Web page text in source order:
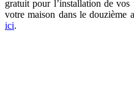
gratuit pour l’installation de
votre maison dans le douzième
ici.